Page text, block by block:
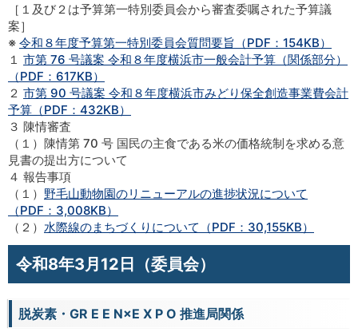
［１及び２は予算第一特別委員会から審査委嘱された予算議
案］
※ 令和８年度予算第一特別委員会質問要旨（PDF：154KB）
１ 市第 76 号議案 令和８年度横浜市一般会計予算（関係部分）
（PDF：617KB）
２ 市第 90 号議案 令和８年度横浜市みどり保全創造事業費会計
予算（PDF：432KB）
３ 陳情審査
（１）陳情第 70 号 国民の主食である米の価格統制を求める意
見書の提出方について
４ 報告事項
（１） 野毛山動物園のリニューアルの進捗状況について
（PDF：3,008KB）
（２） 水際線のまちづくりについて（PDF：30,155KB）
令和8年3月12日（委員会）
脱炭素・GR E E N×E X P O 推進局関係